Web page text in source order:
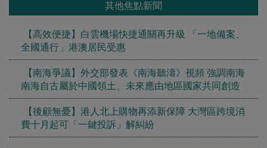
其他焦點新聞
【高效便捷】白雲機場快捷通關再升級 「一地備案、
全國通行」港澳居民受惠
【南海爭議】外交部發表《南海聽濤》視頻 強調南海
南海自古屬於中國領土、未來應由地區國家共同創造
【後顧無憂】港人北上購物再添新保障 大灣區跨境消
費十月起可「一鍵投訴」解糾紛